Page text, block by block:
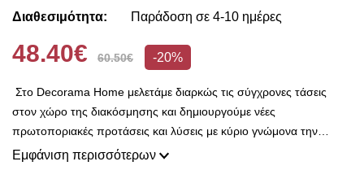
Διαθεσιμότητα:
Παράδοση σε 4-10 ημέρες
48.40€ 60.50€ -20%
Στο Decorama Home μελετάμε διαρκώς τις σύγχρονες τάσεις
στον χώρο της διακόσμησης και δημιουργούμε νέες
πρωτοποριακές προτάσεις και λύσεις με κύριο γνώμονα την
ποιότητα και το ασύγκριτο design, προκειμένου να είμαστε
Εμφάνιση περισσότερων